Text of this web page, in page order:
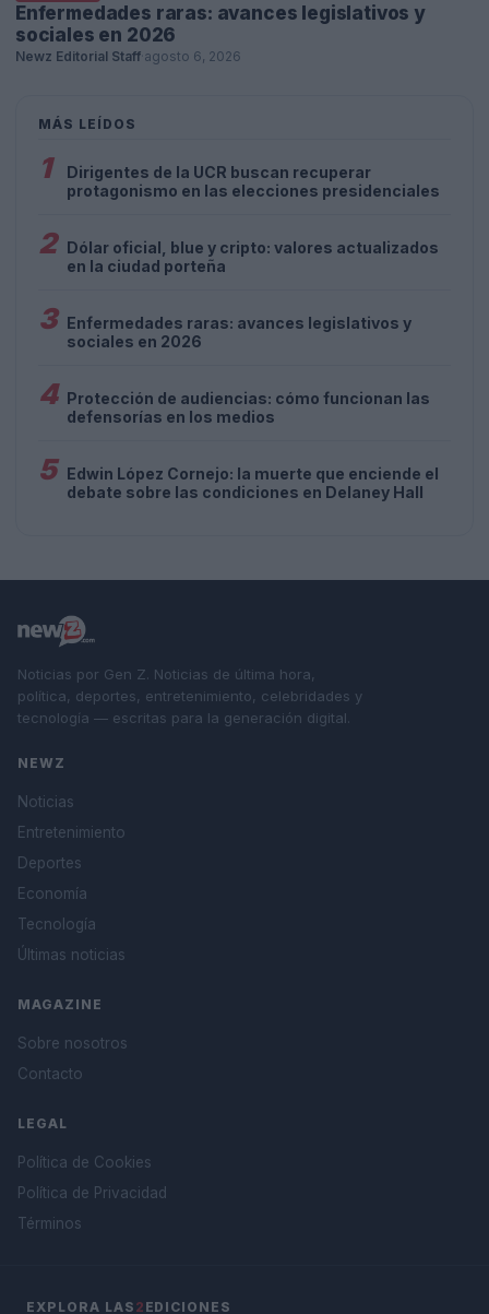
Enfermedades raras: avances legislativos y
sociales en 2026
Newz Editorial Staff agosto 6, 2026
MÁS LEÍDOS
1
Dirigentes de la UCR buscan recuperar
protagonismo en las elecciones presidenciales
2 Dólar oficial, blue y cripto: valores actualizados
en la ciudad porteña
3 Enfermedades raras: avances legislativos y
sociales en 2026
4 Protección de audiencias: cómo funcionan las
defensorías en los medios
5 Edwin López Cornejo: la muerte que enciende el
debate sobre las condiciones en Delaney Hall
Noticias por Gen Z. Noticias de última hora,
política, deportes, entretenimiento, celebridades y
tecnología — escritas para la generación digital.
NEWZ
Noticias
Entretenimiento
Deportes
Economía
Tecnología
Últimas noticias
MAGAZINE
Sobre nosotros
Contacto
LEGAL
Política de Cookies
Política de Privacidad
Términos
EXPLORA LAS 2 EDICIONES